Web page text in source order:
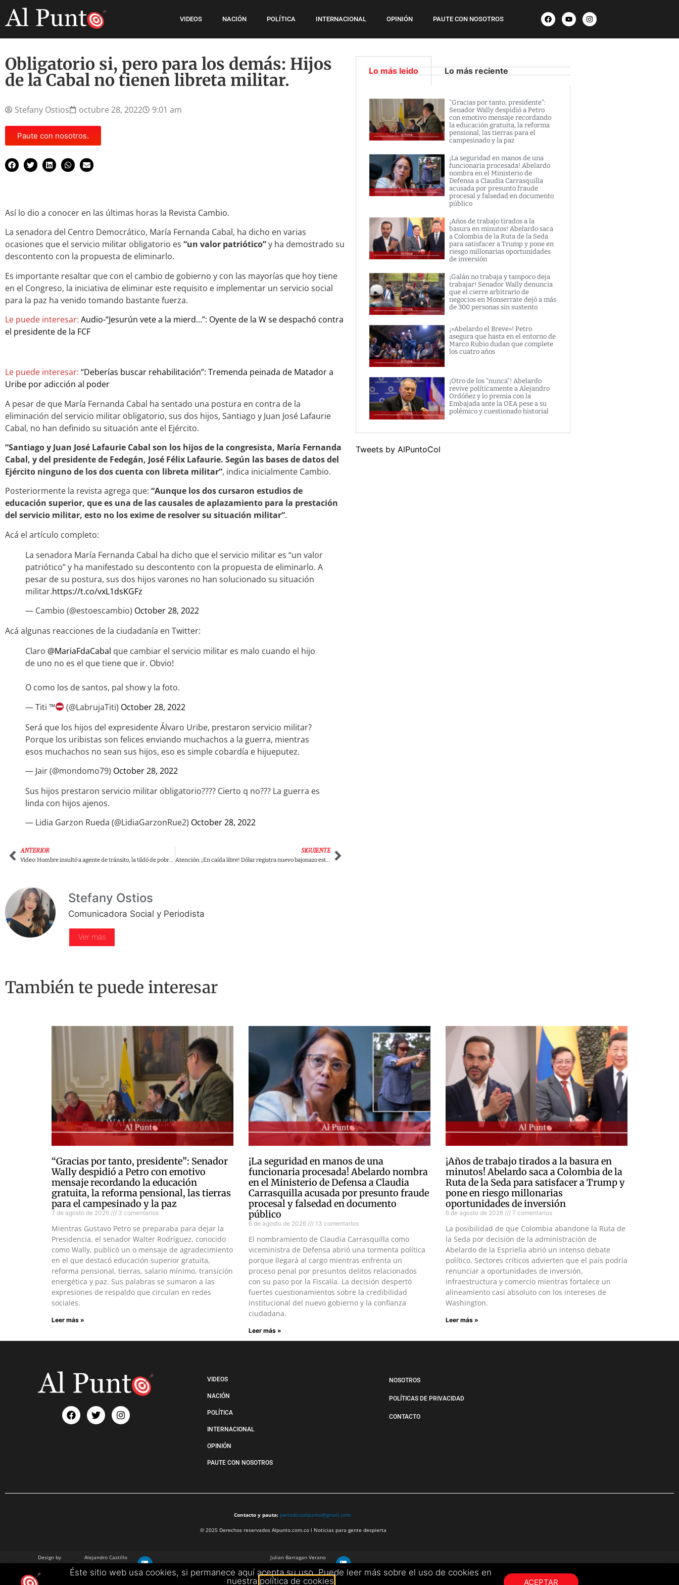
VIDEOS NACIÓN POLÍTICA INTERNACIONAL OPINIÓN PAUTE CON NOSOTROS
Obligatorio si, pero para los demás: Hijos
de la Cabal no tienen libreta militar.
Stefany Ostios octubre 28, 2022 9:01 am
Paute con nosotros.
Así lo dio a conocer en las últimas horas la Revista Cambio.
La senadora del Centro Democrático, María Fernanda Cabal, ha dicho en varias
ocasiones que el servicio militar obligatorio es “un valor patriótico”y ha demostrado su
descontento con la propuesta de eliminarlo.
Es importante resaltar que con el cambio de gobierno y con las mayorías que hoy tiene
en el Congreso, la iniciativa de eliminar este requisito e implementar un servicio social
para la paz ha venido tomando bastante fuerza.
Le puede interesar: Audio-“Jesurún vete a la mierd…”: Oyente de la W se despachó contra
el presidente de la FCF
Le puede interesar: “Deberías buscar rehabilitación”: Tremenda peinada de Matador a
Uribe por adicción al poder
A pesar de que María Fernanda Cabal ha sentado una postura en contra de la
eliminación del servicio militar obligatorio, sus dos hijos, Santiago y Juan José Lafaurie
Cabal, no han definido su situación ante el Ejército.
“Santiago y Juan José Lafaurie Cabal son los hijos de la congresista, María Fernanda
Cabal, y del presidente de Fedegán, José Félix Lafaurie. Según las bases de datos del
Ejército ninguno de los dos cuenta con libreta militar“, indica inicialmente Cambio.
Posteriormente la revista agrega que: “Aunque los dos cursaron estudios de
educación superior, que es una de las causales de aplazamiento para la prestación
del servicio militar, esto no los exime de resolver su situación militar“.
Acá el artículo completo:
La senadora María Fernanda Cabal ha dicho que el servicio militar es “un valor
patriótico” y ha manifestado su descontento con la propuesta de eliminarlo. A
pesar de su postura, sus dos hijos varones no han solucionado su situación
militar.https://t.co/vxL1dsKGFz
— Cambio (@estoescambio) October 28, 2022
Acá algunas reacciones de la ciudadanía en Twitter:
Claro @MariaFdaCabal que cambiar el servicio militar es malo cuando el hijo
de uno no es el que tiene que ir. Obvio!
O como los de santos, pal show y la foto.
— Titi ™
(@LabrujaTiti) October 28, 2022
Será que los hijos del expresidente Álvaro Uribe, prestaron servicio militar?
Porque los uribistas son felices enviando muchachos a la guerra, mientras
esos muchachos no sean sus hijos, eso es simple cobardía e hijueputez.
— Jair (@mondomo79) October 28, 2022
Sus hijos prestaron servicio militar obligatorio???? Cierto q no??? La guerra es
linda con hijos ajenos.
— Lidia Garzon Rueda (@LidiaGarzonRue2) October 28, 2022
ANTERIOR
Video: Hombre insultó a agente de tránsito, la tildó de pobre y alardeó de su camioneta de 300 millones.
SIGUIENTE
Atención: ¡En caída libre! Dólar registra nuevo bajonazo este viernes en Colombia
Lo más leido Lo más reciente
“Gracias por tanto, presidente”:
Senador Wally despidió a Petro
con emotivo mensaje recordando
la educación gratuita, la reforma
pensional, las tierras para el
campesinado y la paz
¡La seguridad en manos de una
funcionaria procesada! Abelardo
nombra en el Ministerio de
Defensa a Claudia Carrasquilla
acusada por presunto fraude
procesal y falsedad en documento
público
¡Años de trabajo tirados a la
basura en minutos! Abelardo saca
a Colombia de la Ruta de la Seda
para satisfacer a Trump y pone en
riesgo millonarias oportunidades
de inversión
¡Galán no trabaja y tampoco deja
trabajar! Senador Wally denuncia
que el cierre arbitrario de
negocios en Monserrate dejó a más
de 300 personas sin sustento
¡»Abelardo el Breve»! Petro
asegura que hasta en el entorno de
Marco Rubio dudan que complete
los cuatro años
¡Otro de los “nunca”! Abelardo
revive políticamente a Alejandro
Ordóñez y lo premia con la
Embajada ante la OEA pese a su
polémico y cuestionado historial
Tweets by AlPuntoCol
Stefany Ostios
Comunicadora Social y Periodista
Ver más
También te puede interesar
“Gracias por tanto, presidente”: Senador
Wally despidió a Petro con emotivo
mensaje recordando la educación
gratuita, la reforma pensional, las tierras
para el campesinado y la paz
7 de agosto de 2026 3 comentarios
Mientras Gustavo Petro se preparaba para dejar la
Presidencia, el senador Walter Rodríguez, conocido
como Wally, publicó un o mensaje de agradecimiento
en el que destacó educación superior gratuita,
reforma pensional, tierras, salario mínimo, transición
energética y paz. Sus palabras se sumaron a las
expresiones de respaldo que circulan en redes
sociales.
Leer más »
¡La seguridad en manos de una
funcionaria procesada! Abelardo nombra
en el Ministerio de Defensa a Claudia
Carrasquilla acusada por presunto fraude
procesal y falsedad en documento
público
6 de agosto de 2026 13 comentarios
El nombramiento de Claudia Carrasquilla como
viceministra de Defensa abrió una tormenta política
porque llegará al cargo mientras enfrenta un
proceso penal por presuntos delitos relacionados
con su paso por la Fiscalía. La decisión despertó
fuertes cuestionamientos sobre la credibilidad
institucional del nuevo gobierno y la confianza
ciudadana.
Leer más »
¡Años de trabajo tirados a la basura en
minutos! Abelardo saca a Colombia de la
Ruta de la Seda para satisfacer a Trump y
pone en riesgo millonarias
oportunidades de inversión
6 de agosto de 2026 7 comentarios
La posibilidad de que Colombia abandone la Ruta de
la Seda por decisión de la administración de
Abelardo de la Espriella abrió un intenso debate
político. Sectores críticos advierten que el país podría
renunciar a oportunidades de inversión,
infraestructura y comercio mientras fortalece un
alineamiento casi absoluto con los intereses de
Washington.
Leer más »
VIDEOS
NACIÓN
POLÍTICA
INTERNACIONAL
OPINIÓN
PAUTE CON NOSOTROS
NOSOTROS
POLÍTICAS DE PRIVACIDAD
CONTACTO
Contacto y pauta: periodicoalpunto@gmail.com
© 2025 Derechos reservados Alpunto.com.co l Noticias para gente despierta
Design by
Alejandro Castillo
info@alejandrocastillo.co
+57 3102680657
Julian Barragan Verano
+57 312 308 9218
Éste sitio web usa cookies, si permanece aquí acepta su uso. Puede leer más sobre el uso de cookies en
nuestra política de cookies ACEPTAR